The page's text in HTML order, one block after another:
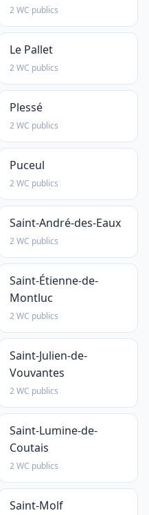
2 WC publics
Le Pallet
2 WC publics
Plessé
2 WC publics
Puceul
2 WC publics
Saint-André-des-Eaux
2 WC publics
Saint-Étienne-de-
Montluc
2 WC publics
Saint-Julien-de-
Vouvantes
2 WC publics
Saint-Lumine-de-
Coutais
2 WC publics
Saint-Molf